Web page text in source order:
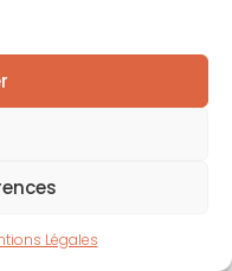
Légales